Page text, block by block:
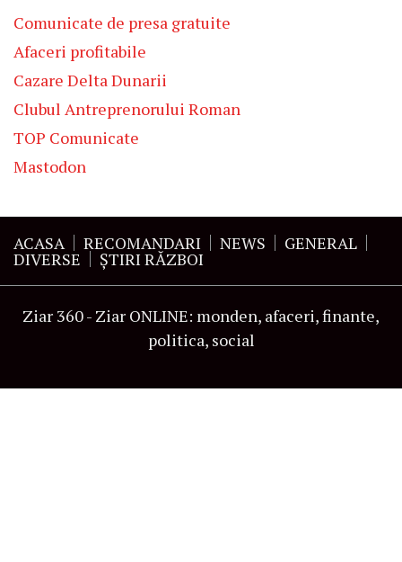
Comunicate de presa gratuite
Afaceri profitabile
Cazare Delta Dunarii
Clubul Antreprenorului Roman
TOP Comunicate
Mastodon
ACASA RECOMANDARI NEWS GENERAL
DIVERSE ŞTIRI RĂZBOI
Ziar 360 - Ziar ONLINE: monden, afaceri, finante,
politica, social